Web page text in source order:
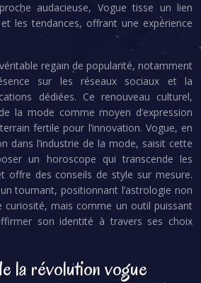
audacieuse, Vogue tisse un lien
les tendances, offrant une expérience
regain de popularité, notamment
sur les réseaux sociaux et la
dédiées. Ce renouveau culturel,
la mode comme moyen d’expression
fertile pour l’innovation. Vogue, en
dans l’industrie de la mode, saisit cette
un horoscope qui transcende les
offre des conseils de style sur mesure.
tournant, positionnant l’astrologie non
curiosité, mais comme un outil puissant
son identité à travers ses choix
la révolution vogue